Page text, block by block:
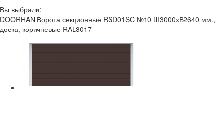
Вы выбрали:
DOORHAN Ворота секционные RSD01SC №10 Ш3000хВ2640 мм.,
доска, коричневые RAL8017